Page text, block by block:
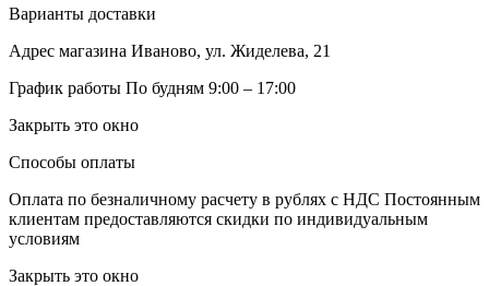
Варианты доставки
Адрес магазина Иваново, ул. Жиделева, 21
График работы По будням 9:00 – 17:00
Закрыть это окно
Способы оплаты
Оплата по безналичному расчету в рублях с НДС Постоянным
клиентам предоставляются скидки по индивидуальным
условиям
Закрыть это окно